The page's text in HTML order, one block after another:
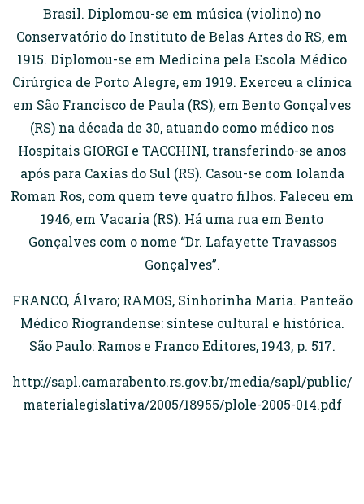
Brasil. Diplomou-se em música (violino) no
Conservatório do Instituto de Belas Artes do RS, em
1915. Diplomou-se em Medicina pela Escola Médico
Cirúrgica de Porto Alegre, em 1919. Exerceu a clínica
em São Francisco de Paula (RS), em Bento Gonçalves
(RS) na década de 30, atuando como médico nos
Hospitais GIORGI e TACCHINI, transferindo-se anos
após para Caxias do Sul (RS). Casou-se com Iolanda
Roman Ros, com quem teve quatro filhos. Faleceu em
1946, em Vacaria (RS). Há uma rua em Bento
Gonçalves com o nome “Dr. Lafayette Travassos
Gonçalves”.
FRANCO, Álvaro; RAMOS, Sinhorinha Maria. Panteão
Médico Riograndense: síntese cultural e histórica.
São Paulo: Ramos e Franco Editores, 1943, p. 517.
http://sapl.camarabento.rs.gov.br/media/sapl/public/
materialegislativa/2005/18955/plole-2005-014.pdf